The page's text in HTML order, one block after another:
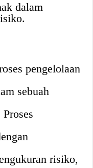
dalam
pengelolaan
sebuah
risiko,